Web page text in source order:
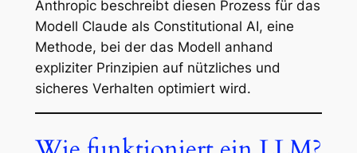
Anthropic beschreibt diesen Prozess für das
Modell Claude als Constitutional AI, eine
Methode, bei der das Modell anhand
expliziter Prinzipien auf nützliches und
sicheres Verhalten optimiert wird.